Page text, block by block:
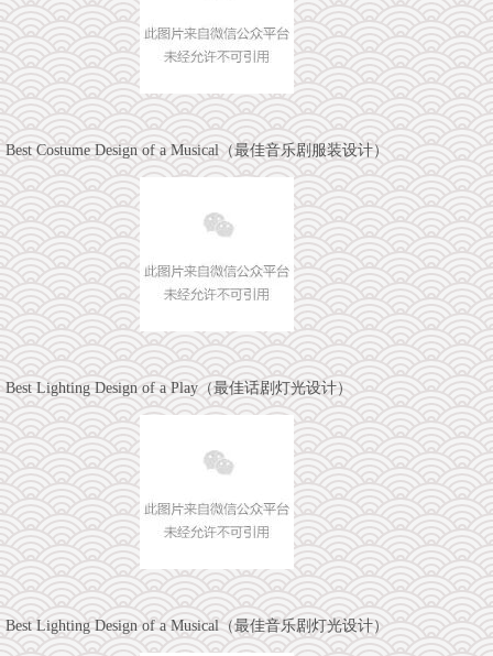
Best Costume Design of a Musical（最佳音乐剧服装设计）
Best Lighting Design of a Play（最佳话剧灯光设计）
Best Lighting Design of a Musical（最佳音乐剧灯光设计）